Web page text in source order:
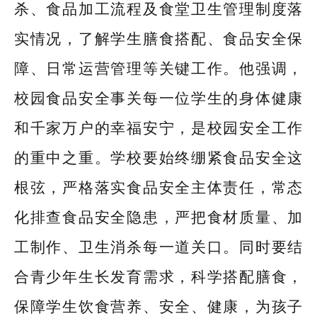
杀、食品加工流程及食堂卫生管理制度落
实情况，了解学生膳食搭配、食品安全保
障、日常运营管理等关键工作。他强调，
校园食品安全事关每一位学生的身体健康
和千家万户的幸福安宁，是校园安全工作
的重中之重。学校要始终绷紧食品安全这
根弦，严格落实食品安全主体责任，常态
化排查食品安全隐患，严把食材质量、加
工制作、卫生消杀每一道关口。同时要结
合青少年生长发育需求，科学搭配膳食，
保障学生饮食营养、安全、健康，为孩子